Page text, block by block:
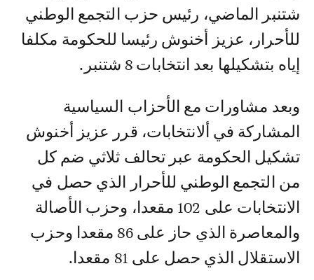
شتنبر الماضي، رئيس حزب التجمع الوطني
للأحرار، عزيز أخنوش رئيسا للحكومة مكلفا
إياه بتشكيلها بعد انتخابات 8 شتنبر.
وبعد مشاورات مع الأحزاب السياسية
المشاركة في ألانتخابات، قرر عزيز أخنوش
تشكيل الحكومة عبر تحالف ثلاثي ضم كل
من التجمع الوطني للأحرار الذي حصل في
الانتخابات على 102 مقعدا، وحزب الأصالة
والمعاصرة الذي حاز على 86 مقعدا وحزب
الاستقلال الذي حصل على 81 مقعدا.